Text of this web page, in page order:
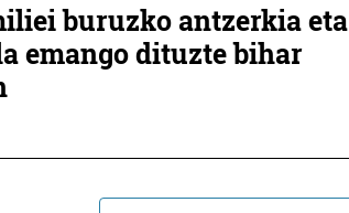
buruzko antzerkia eta
emango dituzte bihar